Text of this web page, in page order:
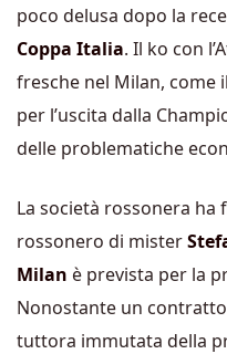
poco delusa dopo la
Coppa Italia. Il ko con
fresche nel Milan,
per l’uscita dalla
delle problematiche
La società rossonera ha
rossonero di mister
Milan è prevista per la
Nonostante un
tuttora immutata della